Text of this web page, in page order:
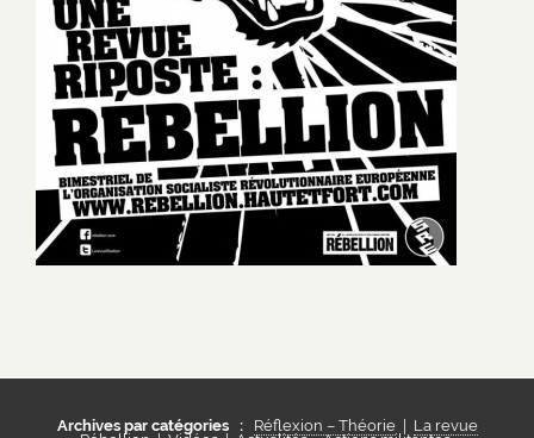
Archives par catégories : Réflexion – Théorie| La revue